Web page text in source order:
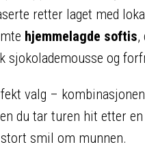
retter laget med
hjemmelagde softis,
og
valg –
du tar turen hit etter
smil om munnen.